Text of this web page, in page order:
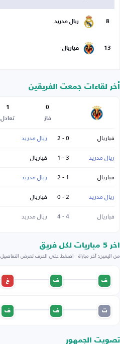
8 ريال مدريد
13 فياريال
أخر لقاءات جمعت الفريقين
0
فاز
1
تعادل
فياريال 0 - 2 ريال مدريد
ريال مدريد
3 - 1 فياريال
فياريال
1 - 2 ريال مدريد
ريال مدريد
2 - 0 فياريال
فياريال
4 - 4 ريال مدريد
اخر 5 مباريات لكل فريق
من اليمين: آخر مباراة · اضغط على الحرف لعرض التفاصيل
ف ف خ
ت ف ف
تصويت الجمهور